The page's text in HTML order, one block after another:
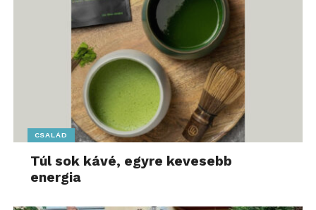
CSALÁD
Túl sok kávé, egyre kevesebb
energia